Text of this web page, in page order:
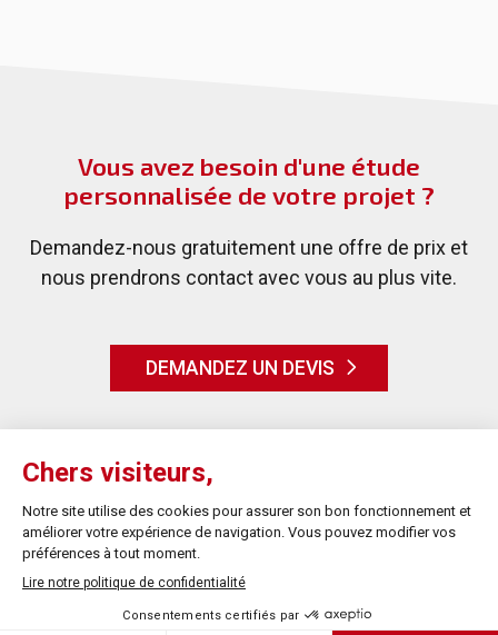
Vous avez besoin d'une étude
personnalisée de votre projet ?
Demandez-nous gratuitement une offre de prix et
nous prendrons contact avec vous au plus vite.
DEMANDEZ UN DEVIS